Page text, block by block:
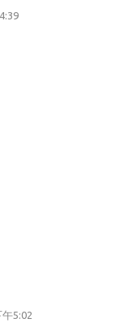
5:02